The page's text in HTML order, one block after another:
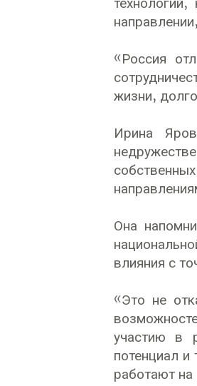
«Россия
жизни,
Ирина
Она
влияния с
«Это не
участию в
потенциал
работают